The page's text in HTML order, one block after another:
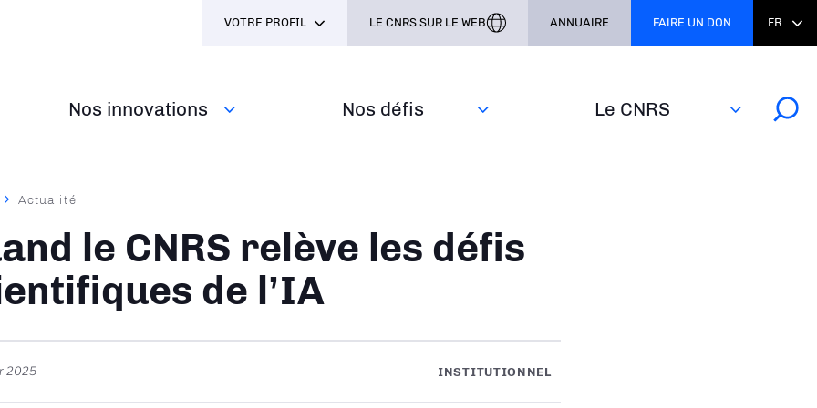
Nos innovations Nos défis‎ Le CNRS
VOTRE PROFIL LE CNRS SUR LE WEB ANNUAIRE FAIRE UN DON FR
Actualité
le CNRS relève les défis
de l’IA
2025 INSTITUTIONNEL